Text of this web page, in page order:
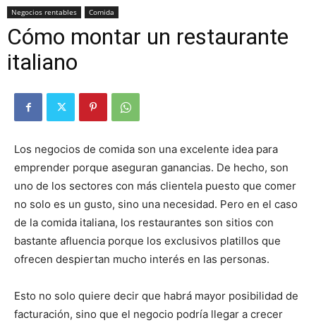
Negocios rentables Comida
Cómo montar un restaurante
italiano
Los negocios de comida son una excelente idea para
emprender porque aseguran ganancias. De hecho, son
uno de los sectores con más clientela puesto que comer
no solo es un gusto, sino una necesidad. Pero en el caso
de la comida italiana, los restaurantes son sitios con
bastante afluencia porque los exclusivos platillos que
ofrecen despiertan mucho interés en las personas.
Esto no solo quiere decir que habrá mayor posibilidad de
facturación, sino que el negocio podría llegar a crecer